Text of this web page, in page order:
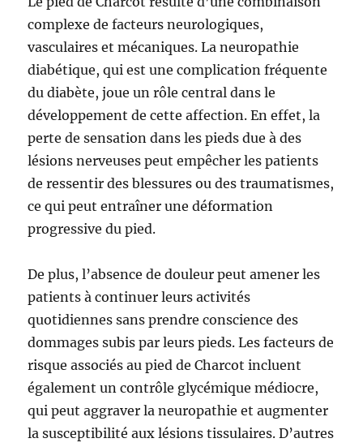
complexe de facteurs neurologiques,
vasculaires et mécaniques. La neuropathie
diabétique, qui est une complication fréquente
du diabète, joue un rôle central dans le
développement de cette affection. En effet, la
perte de sensation dans les pieds due à des
lésions nerveuses peut empêcher les patients
de ressentir des blessures ou des traumatismes,
ce qui peut entraîner une déformation
progressive du pied.
De plus, l’absence de douleur peut amener les
patients à continuer leurs activités
quotidiennes sans prendre conscience des
dommages subis par leurs pieds. Les facteurs de
risque associés au pied de Charcot incluent
également un contrôle glycémique médiocre,
qui peut aggraver la neuropathie et augmenter
la susceptibilité aux lésions tissulaires. D’autres